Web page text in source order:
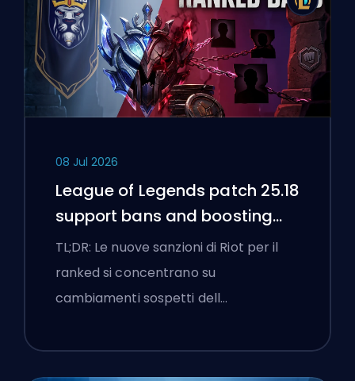
08 Jul 2026
League of Legends patch 25.18
support bans and boosting
flags
TL;DR: Le nuove sanzioni di Riot per il
ranked si concentrano su
cambiamenti sospetti dell…